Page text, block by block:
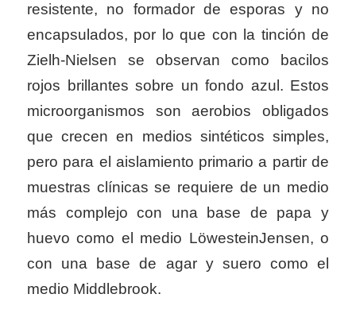
resistente, no formador de esporas y no
encapsulados, por lo que con la tinción de
Zielh-Nielsen se observan como bacilos
rojos brillantes sobre un fondo azul. Estos
microorganismos son aerobios obligados
que crecen en medios sintéticos simples,
pero para el aislamiento primario a partir de
muestras clínicas se requiere de un medio
más complejo con una base de papa y
huevo como el medio LöwesteinJensen, o
con una base de agar y suero como el
medio Middlebrook.